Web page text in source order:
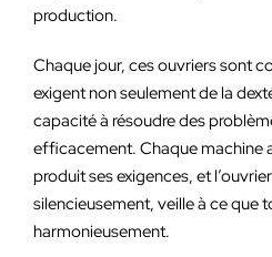
production.
Chaque jour, ces ouvriers sont
exigent non seulement de la
capacité à résoudre des
efficacement. Chaque machine
produit ses exigences, et
silencieusement, veille à ce que
harmonieusement.